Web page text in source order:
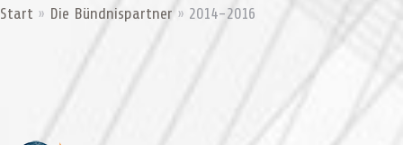
Start » Die Bündnispartner» 2014-2016